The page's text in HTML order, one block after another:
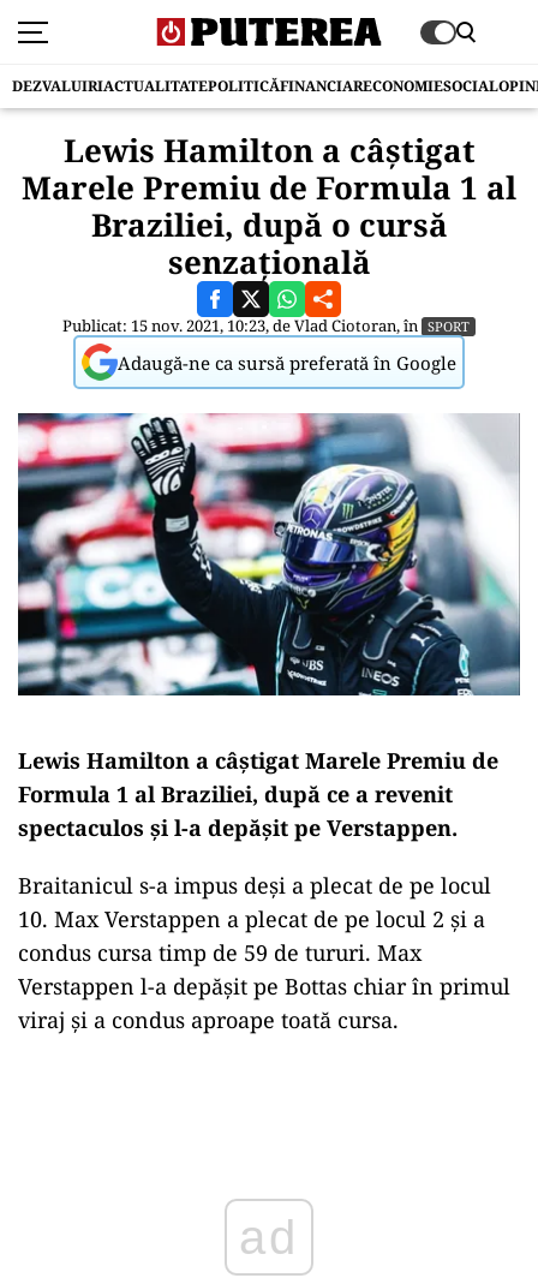
DEZVALUIRIACTUALITATEPOLITICĂFINANCIARECONOMIESOCIAL
Lewis Hamilton a câștigat
Marele Premiu de Formula 1 al
Braziliei, după o cursă
senzațională
Publicat: 15 nov. 2021, 10:23, deVlad Ciotoran, în SPORT
Adaugă-ne ca sursă preferată în Google
Lewis Hamilton a câștigat Marele Premiu de
Formula 1 al Braziliei, după ce a revenit
spectaculos şi l-a depăşit pe Verstappen.
Braitanicul s-a impus deși a plecat de pe locul
10. Max Verstappen a plecat de pe locul 2 și a
condus cursa timp de 59 de tururi. Max
Verstappen l-a depășit pe Bottas chiar în primul
viraj și a condus aproape toată cursa.